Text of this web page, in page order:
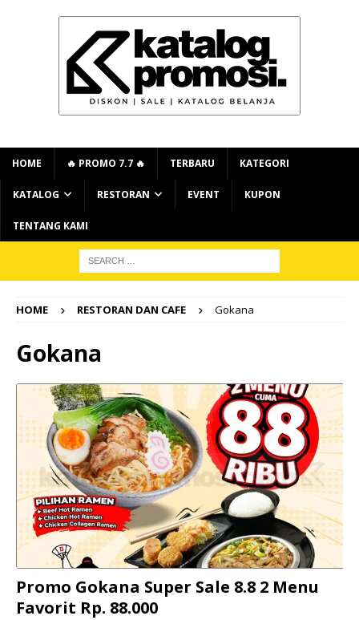
HOME 🔥 PROMO 7.7 🔥 TERBARU KATEGORI
KATALOG RESTORAN EVENT KUPON
TENTANG KAMI
HOME RESTORAN DAN CAFE Gokana
Gokana
Promo Gokana Super Sale 8.8 2 Menu
Favorit Rp. 88.000